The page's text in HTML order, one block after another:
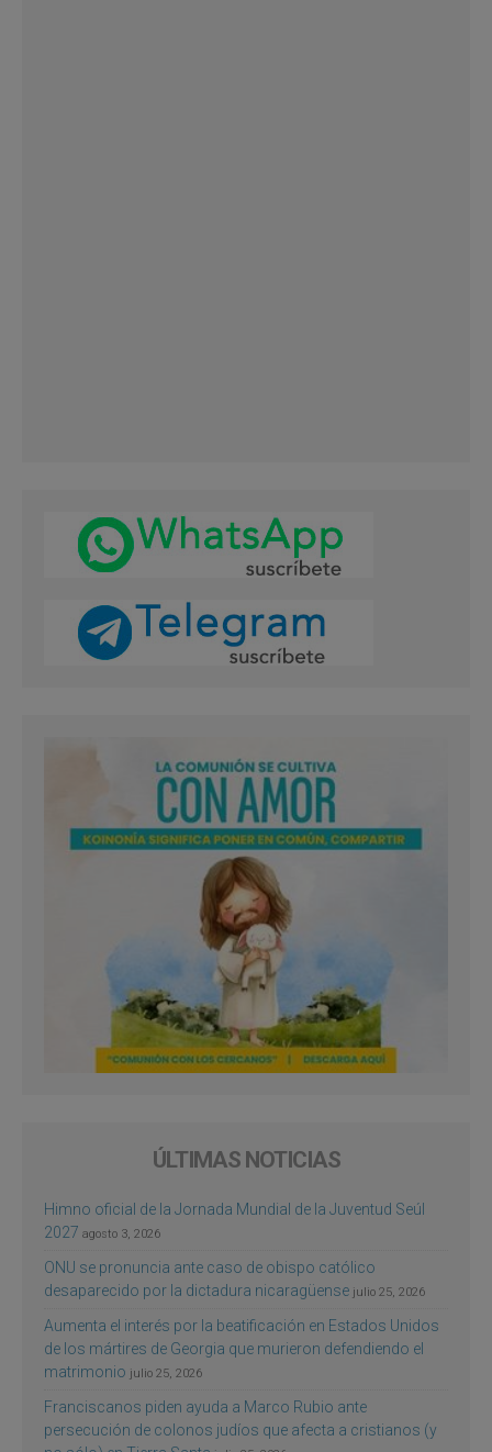
ÚLTIMAS NOTICIAS
Himno oficial de la Jornada Mundial de la Juventud Seúl
2027 agosto 3, 2026
ONU se pronuncia ante caso de obispo católico
desaparecido por la dictadura nicaragüense julio 25, 2026
Aumenta el interés por la beatificación en Estados Unidos
de los mártires de Georgia que murieron defendiendo el
matrimonio julio 25, 2026
Franciscanos piden ayuda a Marco Rubio ante
persecución de colonos judíos que afecta a cristianos (y